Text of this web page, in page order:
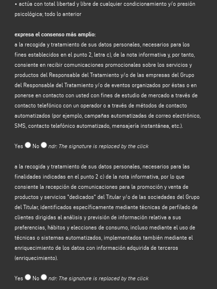
2. DATOS PERSONALES TRATADOS, FINALIDAD DEL TRATAMIENTO Y BASE
El Responsable del tratamiento tratará sus datos personales de
identificación y de contacto (tales como: nombre, apellidos, razón social,
dirección, ciudad, código postal, provincia, estado, dirección de correo
electrónico, número de teléfono) facilitados directamente por usted al
cumplimentar el formulario de recogida de datos de la sección "
CONTACTOS"
del sitio web del Responsable del tratamiento (www.emmegi.com, el "Sitio").
El responsable del tratamiento tiene la intención de tratar sus datos
personales con la finalidad de:
responder a su mensaje o solicitud de información
enviada a través de
este formulario, por ejemplo, para obtener información sobre los productos o
informativo de la empresa), y para obtener una cotización, etc.; la base legal
artículo 6, apartado 1, letra f), del GDPR para ser identificado en la expectativa
razonable de que usted esperaría que sus datos personales fueran
procesados por el Controlador para responder a su solicitud de contacto;
enviarle comunicaciones promocionales sobre los servicios y productos
del Responsable y/o las empresas del Grupo
del Responsable y/o eventos
organizados por ellos o ponerse en contacto con usted con fines de estudio
de mercado mediante contacto telefónico con un operador o mediante
métodos de contacto automatizados (por ejemplo, campañas automatizadas
de correo electrónico, SMS, contacto telefónico automatizado, mensajería
instantánea, etc.); la base jurídica para el tratamiento de los datos es la
letra a), del GDPR;
• actúa con total libertad y libre de cualquier condicionamiento y/o presión
psicológica; todo lo anterior
expresa el consenso más amplio:
a la recogida y tratamiento de sus datos personales, necesarios para los
fines establecidos en el punto 2, letra c), de la nota informativa y, por tanto,
consiente en recibir comunicaciones promocionales sobre los servicios y
productos del Responsable del Tratamiento y/o de las empresas del Grupo
del Responsable del Tratamiento y/o de eventos organizados por éstas o en
ponerse en contacto con usted con fines de estudio de mercado a través de
contacto telefónico con un operador o a través de métodos de contacto
automatizados (por ejemplo, campañas automatizadas de correo electrónico,
SMS, contacto telefónico automatizado, mensajería instantánea, etc.).
Yes No ndr: The signature is replaced by the click
a la recogida y tratamiento de sus datos personales, necesarios para las
finalidades indicadas en el punto 2 c) de la nota informativa, por lo que
consiente la recepción de comunicaciones para la promoción y venta de
productos y servicios "dedicados" del Titular y/o de las sociedades del Grupo
del Titular, identificados específicamente mediante técnicas de perfilado de
clientes dirigidas al análisis y previsión de información relativa a sus
preferencias, hábitos y elecciones de consumo, incluso mediante el uso de
técnicas o sistemas automatizados, implementados también mediante el
enriquecimiento de los datos con información adquirida de terceros
(enriquecimiento).
Yes No ndr: The signature is replaced by the click